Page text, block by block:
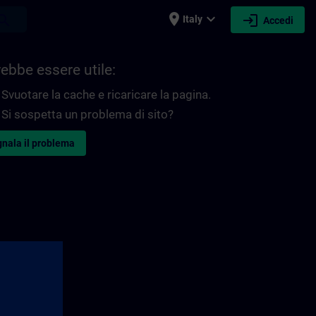
place Italy expand_more login Accedi
essere utile:
Svuotare la cache e ricaricare la pagina.
Si sospetta un problema di sito?
il problema